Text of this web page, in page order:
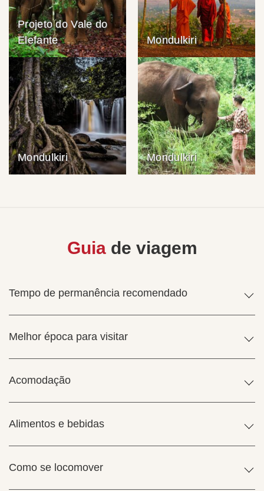
Projeto do Vale do
Elefante
Mondulkiri
Mondulkiri Mondulkiri
Guiade viagem
Tempo de permanência recomendado
Melhor época para visitar
Acomodação
Alimentos e bebidas
Como se locomover